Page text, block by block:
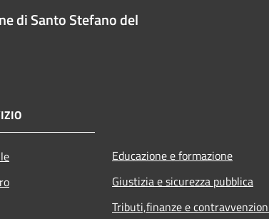
di Santo Stefano del
Educazione e formazione
Giustizia e sicurezza pubblica
Tributi,finanze e